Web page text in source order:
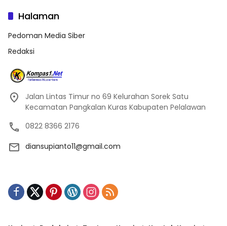
Halaman
Pedoman Media Siber
Redaksi
Jalan Lintas Timur no 69 Kelurahan Sorek Satu
Kecamatan Pangkalan Kuras Kabupaten Pelalawan
0822 8366 2176
diansupianto11@gmail.com